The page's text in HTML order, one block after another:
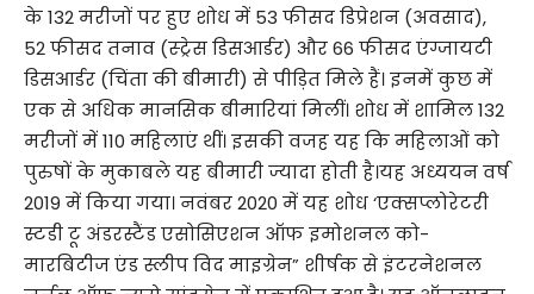
के 132 मरीजों पर हुए शोध में 53 फीसद डिप्रेशन (अवसाद),
52 फीसद तनाव (स्ट्रेस डिसआर्डर) और 66 फीसद एंग्जायटी
डिसआर्डर (चिंता की बीमारी) से पीड़ित मिले हैं। इनमें कुछ में
एक से अधिक मानसिक बीमारियां मिलीं। शोध में शामिल 132
मरीजों में 110 महिलाएं थीं। इसकी वजह यह कि महिलाओं को
पुरुषों के मुकाबले यह बीमारी ज्यादा होती है।यह अध्ययन वर्ष
2019 में किया गया। नवंबर 2020 में यह शोध ‘एक्सप्लोरेटरी
स्टडी टू अंडरस्टैंड एसोसिएशन ऑफ इमोशनल को-
मारबिटीज एंड स्लीप विद माइग्रेन” शीर्षक से इंटरनेशनल